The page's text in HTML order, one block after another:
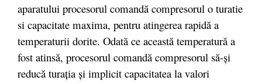
aparatului procesorul comandă compresorul o turatie
si capacitate maxima, pentru atingerea rapidă a
temperaturii dorite. Odată ce această temperatură a
fost atinsă, procesorul comandă compresorul să-și
reducă turația și implicit capacitatea la valori